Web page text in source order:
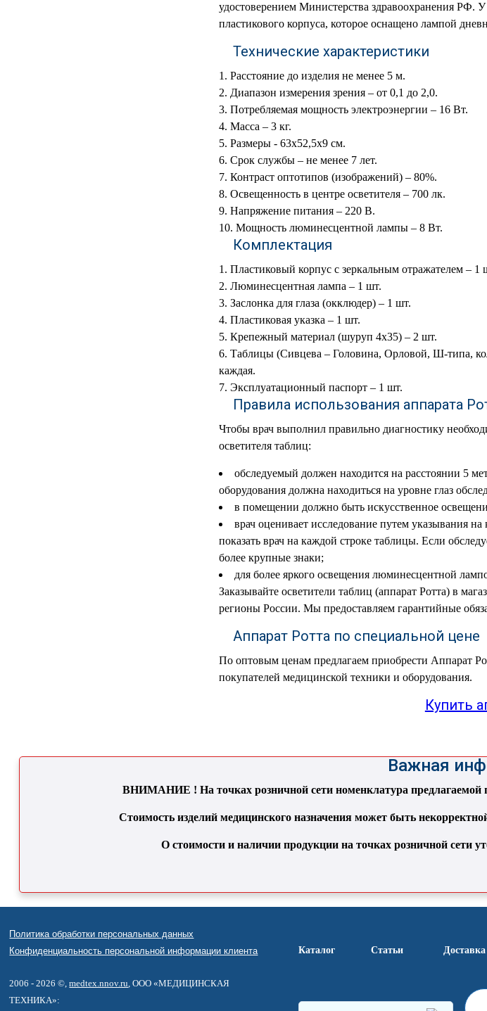
удостоверением Министерства здравоохранения РФ. У
пластикового корпуса, которое оснащено лампой
Технические характеристики
Расстояние до изделия не менее 5 м.
Диапазон измерения зрения – от 0,1 до 2,0.
Потребляемая мощность электроэнергии – 16 Вт.
Масса – 3 кг.
Размеры - 63х52,5х9 см.
Срок службы – не менее 7 лет.
Контраст оптотипов (изображений) – 80%.
Освещенность в центре осветителя – 700 лк.
Напряжение питания – 220 В.
Мощность люминесцентной лампы – 8 Вт.
Комплектация
Пластиковый корпус с зеркальным отражателем – 1
Люминесцентная лампа – 1 шт.
Заслонка для глаза (окклюдер) – 1 шт.
Пластиковая указка – 1 шт.
Крепежный материал (шуруп 4х35) – 2 шт.
Таблицы (Сивцева – Головина, Орловой, Ш-типа,
каждая.
Эксплуатационный паспорт – 1 шт.
Правила использования аппарата
Чтобы врач выполнил правильно диагностику
осветителя таблиц:
обследуемый должен находится на расстоянии 5
оборудования должна находиться на уровне глаз
в помещении должно быть искусственное
врач оценивает исследование путем указывания
показать врач на каждой строке таблицы. Если
более крупные знаки;
для более яркого освещения люминесцентной
Заказывайте осветители таблиц (аппарат Ротта) в
регионы России. Мы предоставляем гарантийные
Аппарат Ротта по специальной цене
По оптовым ценам предлагаем приобрести Аппарат
покупателей медицинской техники и оборудования.
Купить
Важная
ВНИМАНИЕ ! На точках розничной сети номенклатура предлагаемой
Стоимость изделий медицинского назначения может быть
О стоимости и наличии продукции на точках розничной сети
Политика обработки персональных данных
Конфиденциальность персональной информации клиента
2006 - 2026 ©,medtex.nnov.ru, ООО «МЕДИЦИНСКАЯ
ТЕХНИКА»:
Каталог Статьи Доставка